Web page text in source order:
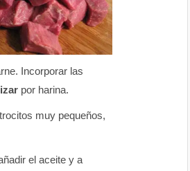
Incorporar las
por harina.
muy pequeños,
el aceite y a